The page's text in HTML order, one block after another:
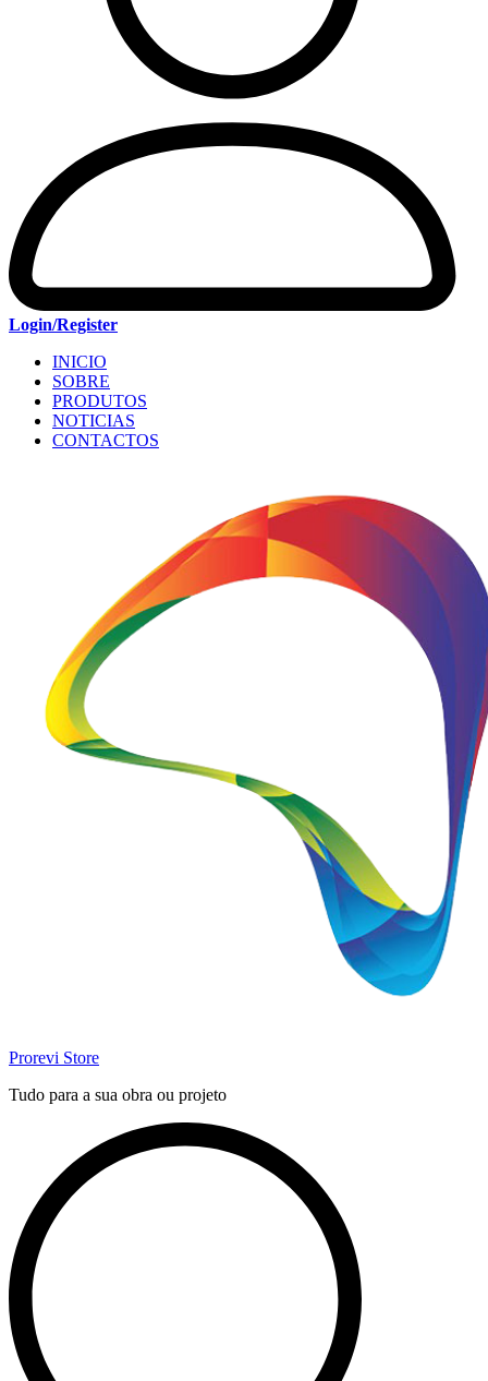
Login/Register
INICIO
SOBRE
PRODUTOS
NOTICIAS
CONTACTOS
Prorevi Store
Tudo para a sua obra ou projeto